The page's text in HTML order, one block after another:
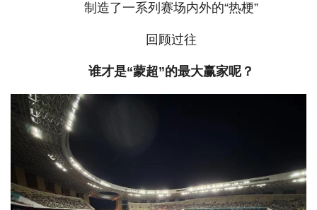
制造了一系列赛场内外的“热梗”
回顾过往
谁才是“蒙超”的最大赢家呢？